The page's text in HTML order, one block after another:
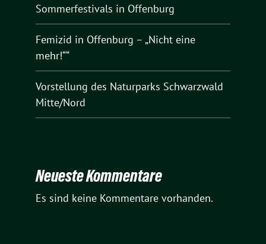
Sommerfestivals in Offenburg
Femizid in Offenburg – „Nicht eine
mehr!““
Vorstellung des Naturparks Schwarzwald
Mitte/Nord
Neueste Kommentare
Es sind keine Kommentare vorhanden.